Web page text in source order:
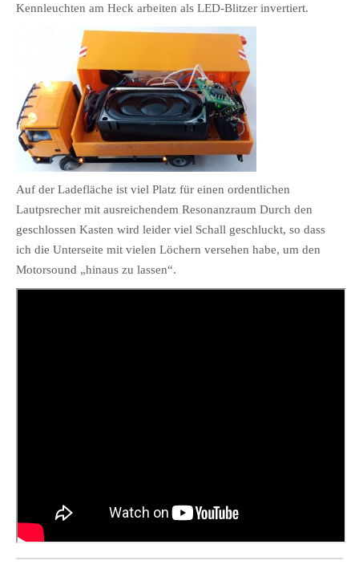
Kennleuchten am Heck arbeiten als LED-Blitzer invertiert.
Auf der Ladefläche ist viel Platz für einen ordentlichen
Lautpsrecher mit ausreichendem Resonanzraum Durch den
geschlossen Kasten wird leider viel Schall geschluckt, so dass
ich die Unterseite mit vielen Löchern versehen habe, um den
Motorsound „hinaus zu lassen“.